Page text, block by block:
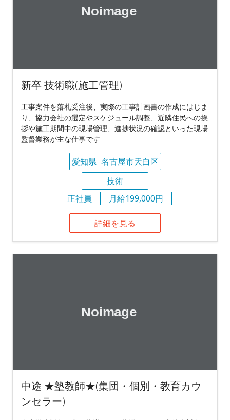
新卒 技術職(施工管理)
工事案件を落札受注後、実際の工事計画書の作成にはじま
り、協力会社の選定やスケジュール調整、近隣住民への挨
拶や施工期間中の現場管理、進捗状況の確認といった現場
監督業務が主な仕事です
愛知県 名古屋市天白区
技術
正社員
月給199,000円
詳細を見る
中途 ★塾教師★(集団・個別・教育カウ
ンセラー)